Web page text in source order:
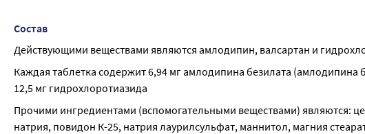
Состав
Действующими веществами являются амлодипин, валсартан и
Каждая таблетка содержит 6,94 мг амлодипина безилата (амлодипина
12,5 мг гидрохлоротиазида
Прочими ингредиентами (вспомогательными веществами) являются:
натрия, повидон К-25, натрия лаурилсульфат, маннитол, магния